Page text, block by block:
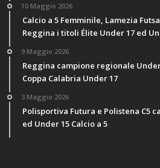
10 Maggio 2026
Calcio a 5 Femminile, Lamezia
Reggina i titoli Élite Under 17 ed
9 Maggio 2026
Reggina campione regionale
Coppa Calabria Under 17
3 Maggio 2026
Polisportiva Futura e Polistena C5
ed Under 15 Calcio a 5